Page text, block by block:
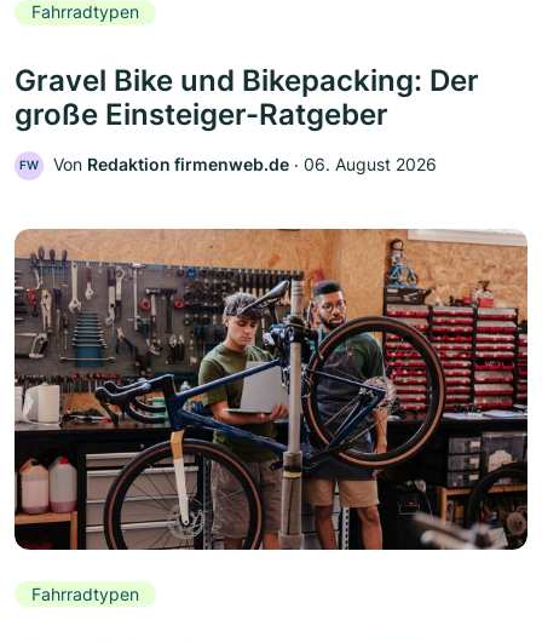
Fahrradtypen
Gravel Bike und Bikepacking: Der
große Einsteiger-Ratgeber
FW Von Redaktion firmenweb.de ‧ 06. August 2026
Fahrradtypen